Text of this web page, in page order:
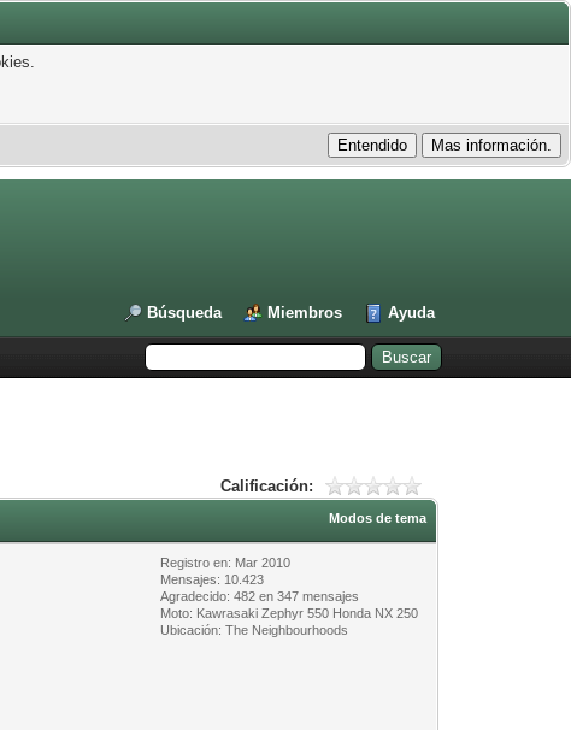
Búsqueda Miembros Ayuda
Calificación:
Modos de tema
Registro en: Mar 2010
Mensajes: 10.423
Agradecido: 482 en 347 mensajes
Moto: Kawrasaki Zephyr 550 Honda NX 250
Ubicación: The Neighbourhoods